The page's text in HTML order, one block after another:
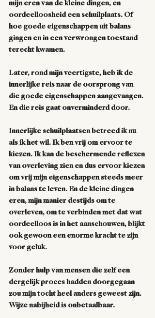
mijn eren van de kleine dingen, en
oordeelloosheid een schuilplaats. Of
hoe goede eigenschappen uit balans
gingen en in een verwrongen toestand
terecht kwamen.
Later, rond mijn veertigste, heb ik de
innerlijke reis naar de oorsprong van
die goede eigenschappen aangevangen.
En die reis gaat onverminderd door.
Innerlijke schuilplaatsen betreed ik nu
als ik het wil. Ik ben vrij om ervoor te
kiezen. Ik kan de beschermende reflexen
van overleving zien en dus ervoor kiezen
om vrij mijn eigenschappen steeds meer
in balans te leven. En de kleine dingen
eren, mijn manier destijds om te
overleven, om te verbinden met dat wat
oordeelloos is in het aanschouwen, blijkt
ook gewoon een enorme kracht te zijn
voor geluk.
Zonder hulp van mensen die zelf een
dergelijk proces hadden doorgegaan
zou mijn tocht heel anders geweest zijn.
Wijze nabijheid is onbetaalbaar.